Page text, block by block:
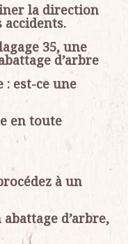
la direction
35, une
d’arbre
est-ce une
en toute
à un
d’arbre,